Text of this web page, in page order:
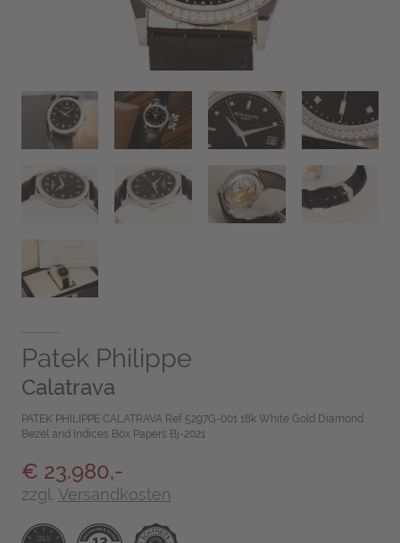
Patek Philippe
Calatrava
PATEK PHILIPPE CALATRAVA Ref 5297G-001 18k White Gold Diamond
Bezel and Indices Box Papers Bj-2021
€ 23.980,-
zzgl. Versandkosten